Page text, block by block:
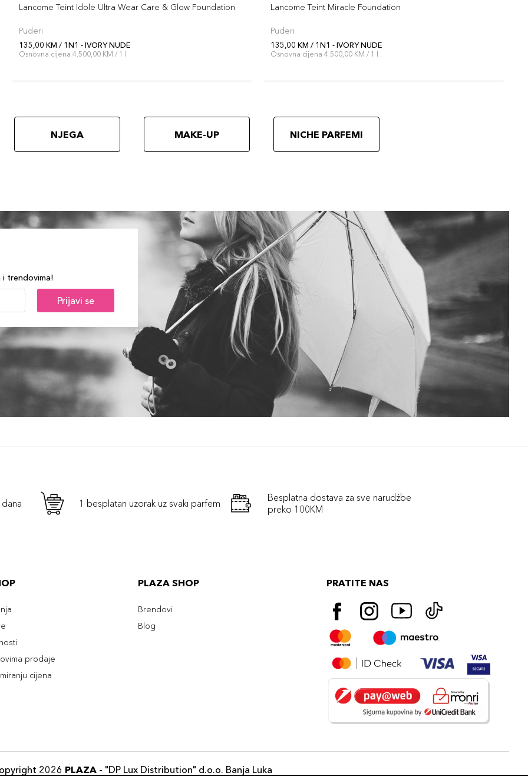
Lancome Teint Idole Ultra Wear Care & Glow Foundation
Puderi
135,00 KM / 1N1 - IVORY NUDE
Osnovna cijena 4.500,00 KM / 1 l
Lancome Teint Miracle Foundation
Puderi
135,00 KM / 1N1 - IVORY NUDE
Osnovna cijena 4.500,00 KM / 1 l
NJEGA MAKE-UP NICHE PARFEMI
i trendovima!
Prijavi se
1 besplatan uzorak uz svaki parfem
Besplatna dostava za sve narudźbe
preko 100KM
prodaje
cijena
PLAZA SHOP
Brendovi
Blog
PRATITE NAS
2026 PLAZA- "DP Lux Distribution" d.o.o. Banja Luka